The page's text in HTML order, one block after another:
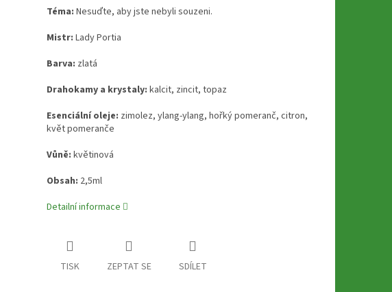
Téma: Nesuďte, aby jste nebyli souzeni.
Mistr: Lady Portia
Barva: zlatá
Drahokamy a krystaly: kalcit, zincit, topaz
Esenciální oleje: zimolez, ylang-ylang, hořký pomeranč, citron,
květ pomeranče
Vůně: květinová
Obsah: 2,5ml
Detailní informace
TISK ZEPTAT SE SDÍLET